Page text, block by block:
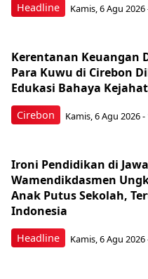
Headline Kamis, 6 Agu 2026
Cirebon
Kerentanan Keuangan
Para Kuwu di Cirebon
Edukasi Bahaya
Kamis, 6 Agu 2026 -
Headline
Ironi Pendidikan di
Wamendikdasmen
Anak Putus Sekolah,
Indonesia
Kamis, 6 Agu 2026